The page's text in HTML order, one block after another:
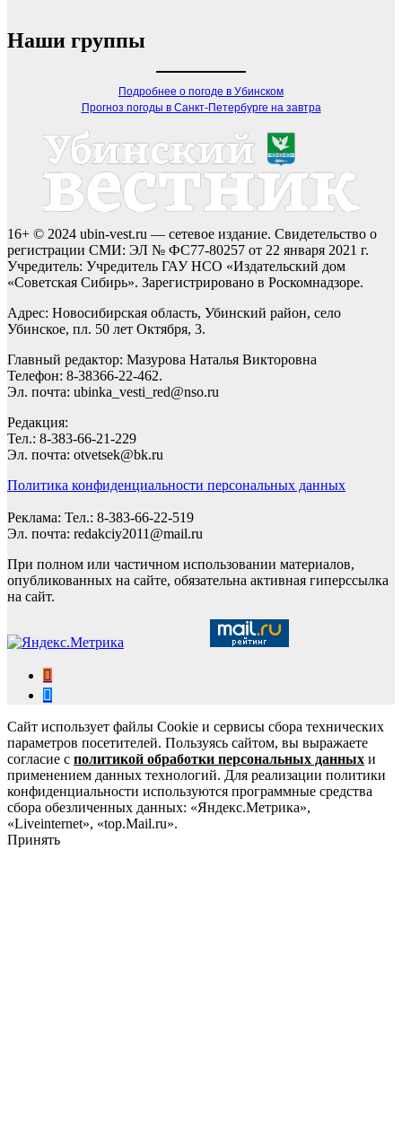
Наши группы
Подробнее о погоде в Убинском
Прогноз погоды в Санкт-Петербурге на завтра
16+ © 2024 ubin-vest.ru — сетевое издание. Свидетельство о
регистрации СМИ: ЭЛ № ФС77-80257 от 22 января 2021 г.
Учредитель: Учредитель ГАУ НСО «Издательский дом
«Советская Сибирь». Зарегистрировано в Роскомнадзоре.
Адрес: Новосибирская область, Убинский район, село
Убинское, пл. 50 лет Октября, 3.
Главный редактор: Мазурова Наталья Викторовна
Телефон: 8-38366-22-462.
Эл. почта: ubinka_vesti_red@nso.ru
Редакция:
Тел.: 8-383-66-21-229
Эл. почта: otvetsek@bk.ru
Политика конфиденциальности персональных данных
Реклама: Тел.: 8-383-66-22-519
Эл. почта: redakciy2011@mail.ru
При полном или частичном использовании материалов,
опубликованных на сайте, обязательна активная гиперссылка
на сайт.
Сайт использует файлы Cookie и сервисы сбора технических
параметров посетителей. Пользуясь сайтом, вы выражаете
согласие с политикой обработки персональных данных и
применением данных технологий. Для реализации политики
конфиденциальности используются программные средства
сбора обезличенных данных: «Яндекс.Метрика»,
«Liveinternet», «top.Mail.ru».
Принять